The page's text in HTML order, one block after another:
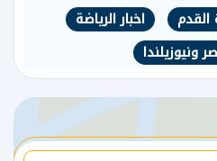
القدم
اخبار الرياضة
ونيوزيلندا